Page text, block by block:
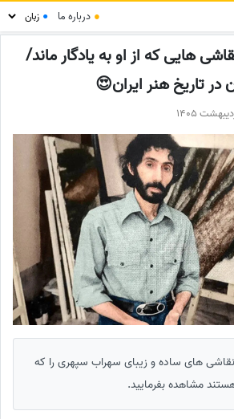
● درباره ما ●
هایی که از او به یادگار ماند/
در تاریخ هنر ایران😍
نقاشی های ساده و زیبای سهراب سپهری را که
مشاهده بفرمایید.